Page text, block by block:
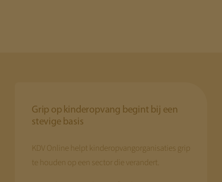
Grip op kinderopvang begint bij een
stevige basis
KDV Online helpt kinderopvangorganisaties grip
te houden op een sector die verandert.